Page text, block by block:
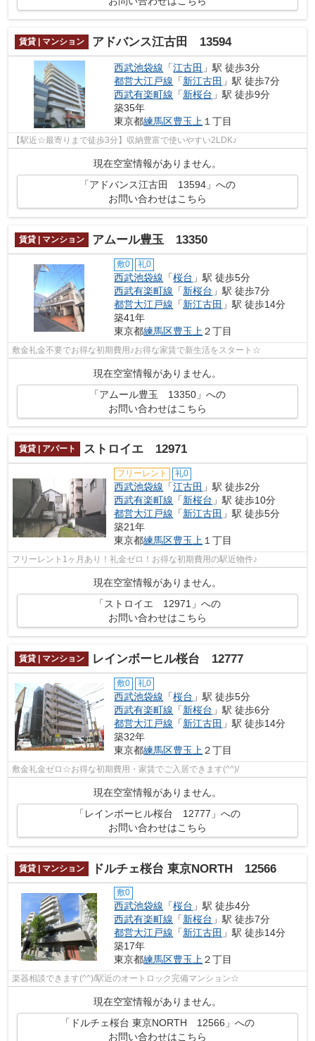
賃貸 | マンション アドバンス江古田 13594
西武池袋線 「江古田 」駅 徒歩3分
都営大江戸線 「新江古田 」駅 徒歩7分
西武有楽町線 「新桜台 」駅 徒歩9分
築35年
東京都練馬区豊玉上 １丁目
【駅近☆最寄りまで徒歩3分】収納豊富で使いやすい2LDK♪
現在空室情報がありません。
「アドバンス江古田 13594」への
お問い合わせはこちら
賃貸 | マンション アムール豊玉 13350
敷0 礼0
西武池袋線 「桜台 」駅 徒歩5分
西武有楽町線 「新桜台 」駅 徒歩7分
都営大江戸線 「新江古田 」駅 徒歩14分
築41年
東京都練馬区豊玉上 ２丁目
敷金礼金不要でお得な初期費用♪お得な家賃で新生活をスタート☆
現在空室情報がありません。
「アムール豊玉 13350」への
お問い合わせはこちら
賃貸 | アパート ストロイエ 12971
フリーレント 礼0
西武池袋線 「江古田 」駅 徒歩2分
西武有楽町線 「新桜台 」駅 徒歩10分
都営大江戸線 「新江古田 」駅 徒歩5分
築21年
東京都練馬区豊玉上１丁目
フリーレント1ヶ月あり！礼金ゼロ！お得な初期費用の駅近物件♪
現在空室情報がありません。
「ストロイエ 12971」への
お問い合わせはこちら
賃貸 | マンション レインボーヒル桜台 12777
敷0 礼0
西武池袋線 「桜台 」駅 徒歩5分
西武有楽町線 「新桜台 」駅 徒歩6分
都営大江戸線 「新江古田 」駅 徒歩14分
築32年
東京都練馬区豊玉上 ２丁目
敷金礼金ゼロ☆お得な初期費用・家賃でご入居できます(^^)/
現在空室情報がありません。
「レインボーヒル桜台 12777」への
お問い合わせはこちら
賃貸 | マンション ドルチェ桜台 東京NORTH 12566
敷0
西武池袋線 「桜台 」駅 徒歩4分
西武有楽町線 「新桜台 」駅 徒歩7分
都営大江戸線 「新江古田 」駅 徒歩14分
築17年
東京都練馬区豊玉上２丁目
楽器相談できます(^^)/駅近のオートロック完備マンション☆
現在空室情報がありません。
「ドルチェ桜台 東京NORTH 12566」への
お問い合わせはこちら